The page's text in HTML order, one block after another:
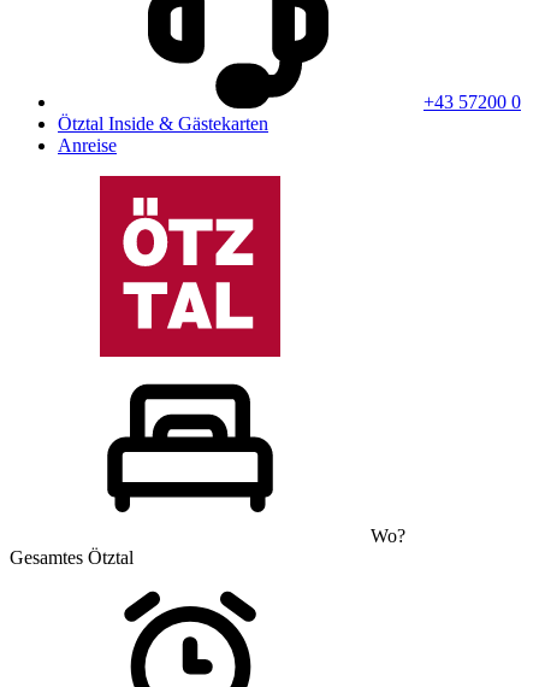
+43 57200 0
Ötztal Inside & Gästekarten
Anreise
Wo?
Gesamtes Ötztal